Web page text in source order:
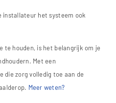
installateur het systeem ook
te houden, is het belangrijk om je
Met een
zorg volledig toe aan de
Meer weten?